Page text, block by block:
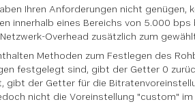
Ihren Anforderungen nicht
innerhalb eines Bereichs von 5.000
Overhead zusätzlich zum
Methoden zum Festlegen des
festgelegt sind, gibt der Getter 0
gibt der Getter für die
nicht die Voreinstellung "custom"